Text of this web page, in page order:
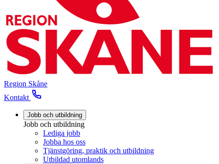
Region Skåne
Kontakt
Jobb och utbildning
Jobb och utbildning
Lediga jobb
Jobba hos oss
Tjänstgöring, praktik och utbildning
Utbildad utomlands